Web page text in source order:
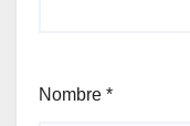
Nombre *